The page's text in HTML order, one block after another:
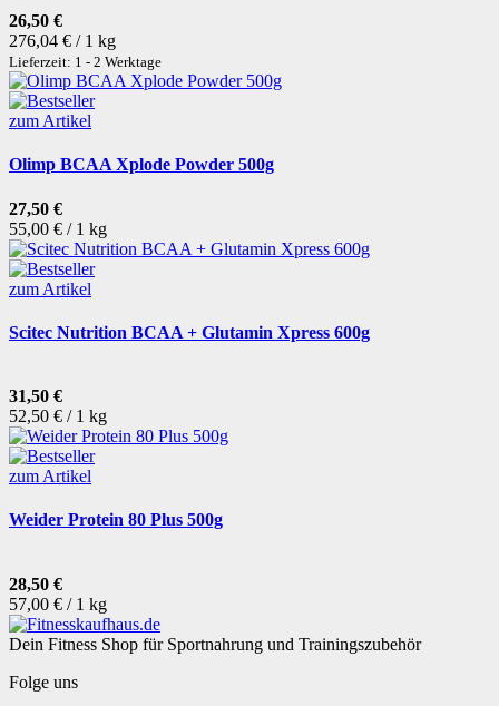
26,50 €
276,04 € / 1 kg
Lieferzeit: 1 - 2 Werktage
zum Artikel
Olimp BCAA Xplode Powder 500g
27,50 €
55,00 € / 1 kg
zum Artikel
Scitec Nutrition BCAA + Glutamin Xpress 600g
31,50 €
52,50 € / 1 kg
zum Artikel
Weider Protein 80 Plus 500g
28,50 €
57,00 € / 1 kg
Dein Fitness Shop für Sportnahrung und Trainingszubehör
Folge uns